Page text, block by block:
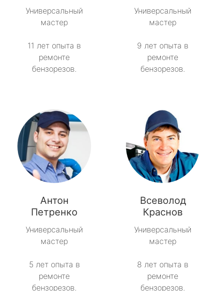
Универсальный
мастер
11 лет опыта в
ремонте
бензорезов.
Универсальный
мастер
9 лет опыта в
ремонте
бензорезов.
Антон
Петренко
Универсальный
мастер
5 лет опыта в
ремонте
бензорезов.
Всеволод
Краснов
Универсальный
мастер
8 лет опыта в
ремонте
бензорезов.